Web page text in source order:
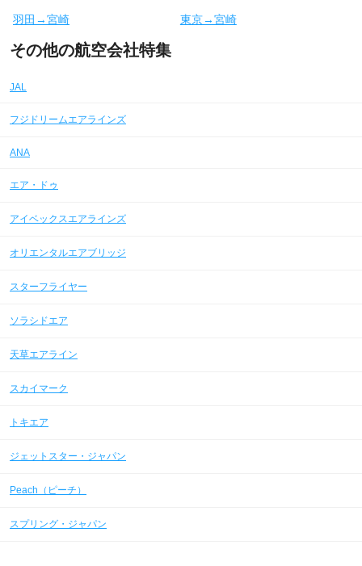
羽田→宮崎 東京→宮崎
その他の航空会社特集
JAL
フジドリームエアラインズ
ANA
エア・ドゥ
アイベックスエアラインズ
オリエンタルエアブリッジ
スターフライヤー
ソラシドエア
天草エアライン
スカイマーク
トキエア
ジェットスター・ジャパン
Peach（ピーチ）
スプリング・ジャパン